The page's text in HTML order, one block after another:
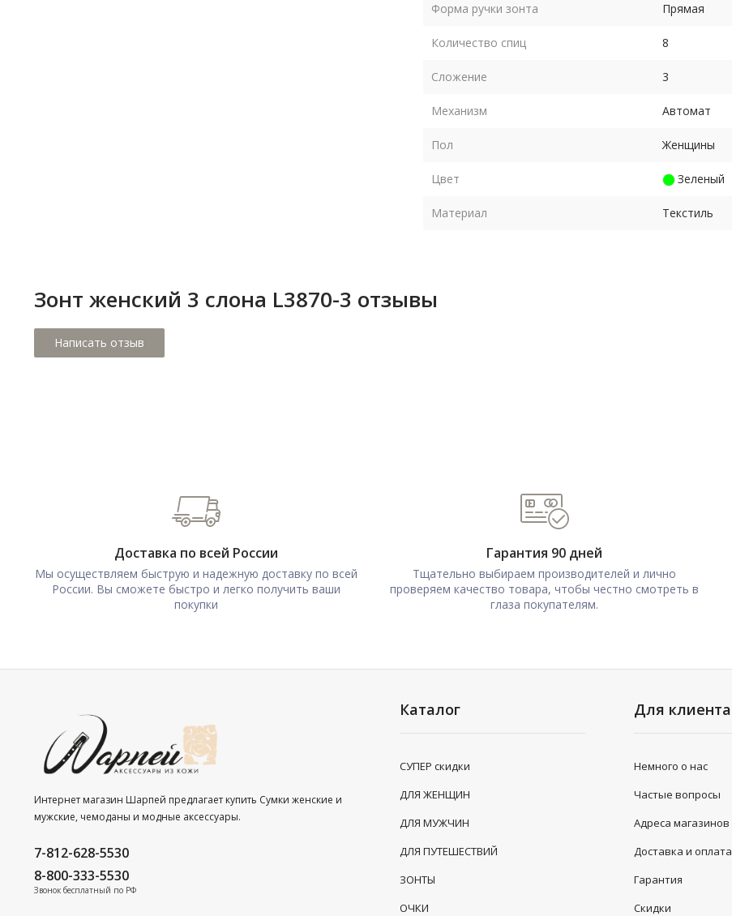
Форма ручки зонта Прямая
Количество спиц 8
Сложение 3
Механизм Автомат
Пол Женщины
Цвет Зеленый
Материал Текстиль
Зонт женский 3 слона L3870-3 отзывы
Доставка по всей России
Мы осуществляем быструю и надежную доставку по всей
России. Вы сможете быстро и легко получить ваши
покупки
Гарантия 90 дней
Тщательно выбираем производителей и лично
проверяем качество товара, чтобы честно смотреть в
глаза покупателям.
Интернет магазин Шарпей предлагает купить Сумки женские и
мужские, чемоданы и модные аксессуары.
7-812-628-5530
8-800-333-5530
Звонок бесплатный по РФ
Каталог
СУПЕР скидки
ДЛЯ ЖЕНЩИН
ДЛЯ МУЖЧИН
ДЛЯ ПУТЕШЕСТВИЙ
ЗОНТЫ
ОЧКИ
Для клиента
Немного о нас
Частые вопросы
Адреса магазинов
Доставка и оплата
Гарантия
Скидки